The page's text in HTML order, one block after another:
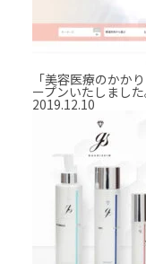
「美容医療のかか
ープンいたしました
2019.12.10